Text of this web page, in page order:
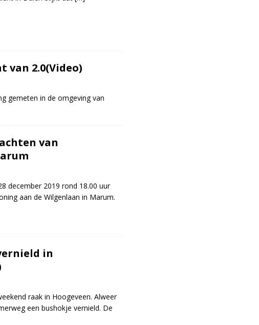
van 2.0(Video)
gemeten in de omgeving van
van
december 2019 rond 18.00 uur
aan de Wilgenlaan in Marum.
in
raak in Hoogeveen. Alweer
een bushokje vernield. De